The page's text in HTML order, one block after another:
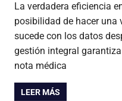
La verdadera eficiencia
posibilidad de hacer una
sucede con los datos
gestión integral
nota médica
LEER MÁS